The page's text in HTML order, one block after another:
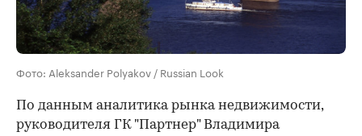
Фото: Aleksander Polyakov / Russian Look
По данным аналитика рынка недвижимости,
руководителя ГК "Партнер" Владимира